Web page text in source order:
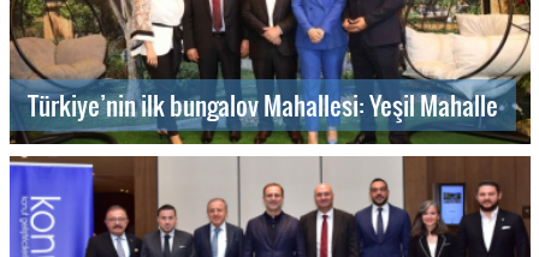
Türkiye’nin ilk bungalov Mahallesi: Yeşil Mahalle